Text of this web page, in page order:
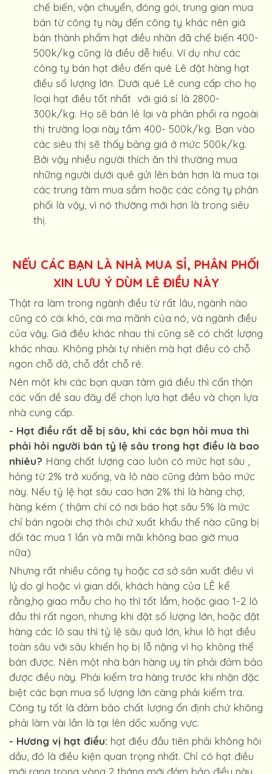
chế biến, vận chuyển, đóng gói, trung gian mua
bán từ công ty này đến công ty khác nên giá
bán thành phẩm hạt điều nhân đã chế biến 400-
500k/kg cũng là điều dễ hiểu. Ví dụ như các
công ty bán hạt điều đến quê Lê đặt hàng hạt
điều số lượng lớn. Dưới quê Lê cung cấp cho họ
loại hạt điều tốt nhất với giá sỉ là 2800-
300k/kg. Họ sẽ bán lẻ lại và phân phối ra ngoài
thị trường loại này tầm 400- 500k/kg. Bạn vào
các siêu thị sẽ thấy bảng giá ở mức 500k/kg.
Bởi vậy nhiều người thích ăn thì thường mua
những người dưới quê gửi lên bán hơn là mua tại
các trung tâm mua sắm hoặc các công ty phân
phối là vậy, vì nó thường mới hơn là trong siêu
thị.
NẾU CÁC BẠN LÀ NHÀ MUA SỈ, PHÂN PHỐI
XIN LƯU Ý DÙM LÊ ĐIỀU NÀY
Thật ra làm trong ngành điều từ rất lâu, ngành nào
cũng có cái khó, cái ma mãnh của nó, và ngành điều
của vậy. Giá điều khác nhau thì cũng sẽ có chất lượng
khác nhau. Không phải tự nhiên mà hạt điều có chỗ
ngon chỗ dở, chỗ đắt chỗ rẻ.
Nên một khi các bạn quan tâm giá điều thì cẩn thận
các vấn đề sau đây để chọn lựa hạt điều và chọn lựa
nhà cung cấp.
- Hạt điều rất dễ bị sâu, khi các bạn hỏi mua thì
phải hỏi người bán tỷ lệ sâu trong hạt điều là bao
nhiêu? Hàng chất lượng cao luôn có mức hạt sâu ,
hỏng từ 2% trở xuống, và lô nào cũng đảm bảo mức
này. Nếu tỷ lệ hạt sâu cao hơn 2% thì là hàng chợ,
hàng kém ( thậm chí có nơi báo hạt sâu 5% là mức
chỉ bán ngoài chợ thôi chứ xuất khẩu thế nào cũng bị
đối tác mua 1 lần và mãi mãi không bao giờ mua
nữa)
Nhưng rất nhiều công ty hoặc cơ sở sản xuất điều vì
lý do gì hoặc vì gian dối, khách hàng của LÊ kể
rằng,họ giao mẫu cho họ thì tốt lắm, hoặc giao 1-2 lô
đầu thì rất ngon, nhưng khi đặt số lượng lớn, hoặc đặt
hàng các lô sau thì tỷ lệ sâu quá lớn, khui lô hạt điều
toàn sâu với sâu khiến họ bị lỗ nặng vì họ không thể
bán được. Nên một nhà bán hàng uy tín phải đảm bảo
được điều này. Phải kiểm tra hàng trước khi nhận đặc
biệt các bạn mua số lượng lớn càng phải kiểm tra.
Công ty tốt là đảm bảo chất lượng ổn định chứ không
phải làm vài lần là tại lên dốc xuống vực.
- Hương vị hạt điều: hạt điều đầu tiên phải không hôi
dầu, đó là điều kiện quan trọng nhất. Chỉ có hạt điều
mới rang trong vòng 2 tháng mới đảm bảo điều này.